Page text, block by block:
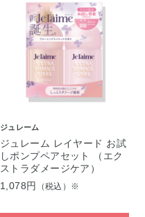
ジュレーム
ジュレーム レイヤード お試
しポンプペアセット （エク
ストラダメージケア）
1,078円
（税込）※